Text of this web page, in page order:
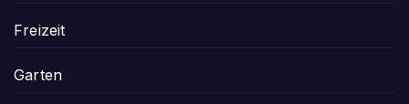
Freizeit
Garten